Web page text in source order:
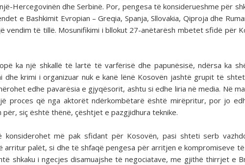
Hercegovinën dhe Serbinë. Por, pengesa të konsiderueshme për
e Bashkimit Evropian – Greqia, Spanja, Sllovakia, Qiproja dhe
vendim të tillë. Mosunifikimi i bllokut 27-anëtarësh mbetet sfidë për
ka një shkallë të lartë të varfërisë dhe papunësisë, ndërsa ka
dhe krimi i organizuar nuk e kanë lënë Kosovën jashtë grupit të
edhe pavarësia e gjyqësorit, ashtu si edhe liria në media. Në
proces që nga aktorët ndërkombëtarë është mirëpritur, por jo
për, siç është thënë, çështjet e pazgjidhura teknike.
konsiderohet më pak sfidant për Kosovën, pasi shteti serb
arritur palët, si dhe të shfaqë pengesa për arritjen e kompromiseve
shkaku i ngecjes disamuajshe të negociatave, me gjithë thirrjet e